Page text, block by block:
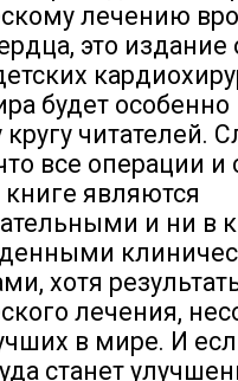
лечению
это издание
будет особенно
читателей.
все операции
являются
и ни в
хотя
лечения,
в мире. И
станет